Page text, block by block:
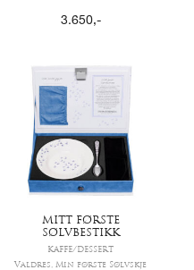
3.650,-
MITT FØRSTE
SØLVBESTIKK
KAFFE/DESSERT
Valdres, Min første Sølvskje